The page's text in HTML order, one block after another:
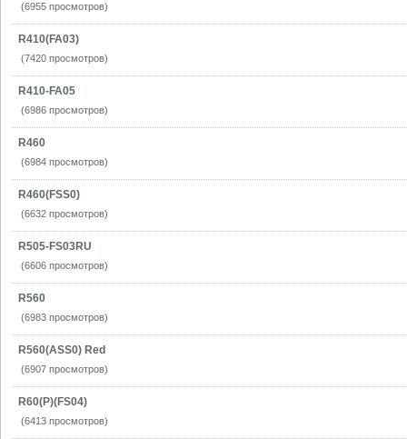
(6955 просмотров)
R410(FA03)
(7420 просмотров)
R410-FA05
(6986 просмотров)
R460
(6984 просмотров)
R460(FSS0)
(6632 просмотров)
R505-FS03RU
(6606 просмотров)
R560
(6983 просмотров)
R560(ASS0) Red
(6907 просмотров)
R60(P)(FS04)
(6413 просмотров)